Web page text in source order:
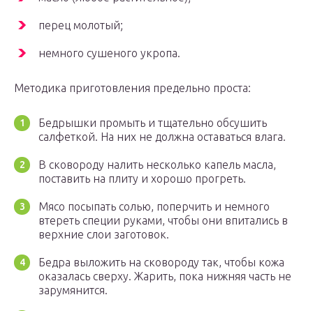
перец молотый;
немного сушеного укропа.
Методика приготовления предельно проста:
Бедрышки промыть и тщательно обсушить
салфеткой. На них не должна оставаться влага.
В сковороду налить несколько капель масла,
поставить на плиту и хорошо прогреть.
Мясо посыпать солью, поперчить и немного
втереть специи руками, чтобы они впитались в
верхние слои заготовок.
Бедра выложить на сковороду так, чтобы кожа
оказалась сверху. Жарить, пока нижняя часть не
зарумянится.